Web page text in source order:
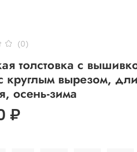
(0)
толстовка с
круглым вырезом,
осень-зима
₽